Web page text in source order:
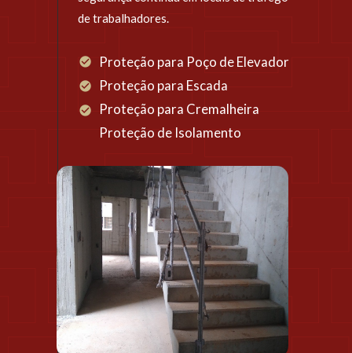
de trabalhadores.
Proteção para Poço de Elevador
Proteção para Escada
Proteção para Cremalheira
Proteção de Isolamento